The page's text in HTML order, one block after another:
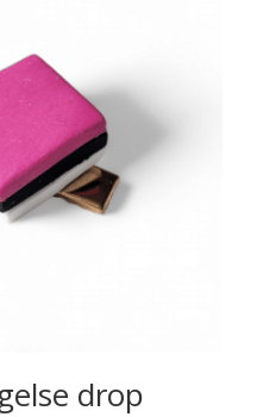
drop